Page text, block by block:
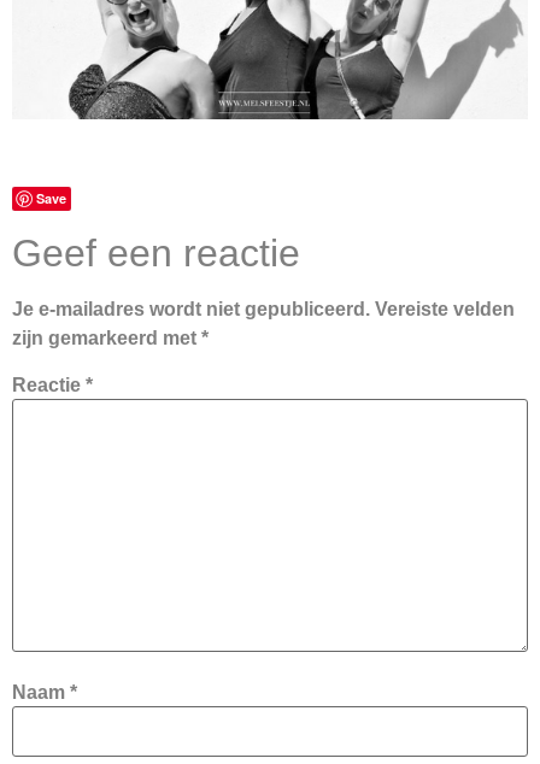
Save
Geef een reactie
Je e-mailadres wordt niet gepubliceerd. Vereiste velden
zijn gemarkeerd met *
Reactie *
Naam *